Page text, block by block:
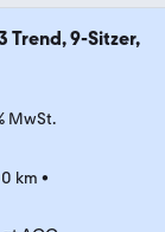
Trend, 9-Sitzer,
MwSt.
km •